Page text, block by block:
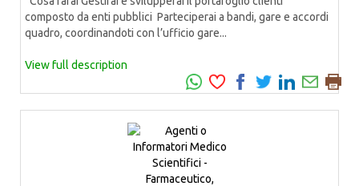
composto da enti pubblici Parteciperai a bandi, gare e accordi
quadro, coordinandoti con l’ufficio gare...
View full description